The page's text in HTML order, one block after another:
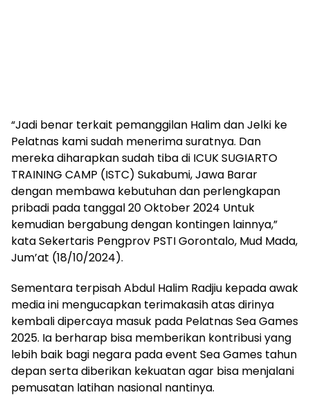
“Jadi benar terkait pemanggilan Halim dan Jelki ke
Pelatnas kami sudah menerima suratnya. Dan
mereka diharapkan sudah tiba di ICUK SUGIARTO
TRAINING CAMP (ISTC) Sukabumi, Jawa Barar
dengan membawa kebutuhan dan perlengkapan
pribadi pada tanggal 20 Oktober 2024 Untuk
kemudian bergabung dengan kontingen lainnya,”
kata Sekertaris Pengprov PSTI Gorontalo, Mud Mada,
Jum’at (18/10/2024).
Sementara terpisah Abdul Halim Radjiu kepada awak
media ini mengucapkan terimakasih atas dirinya
kembali dipercaya masuk pada Pelatnas Sea Games
2025. Ia berharap bisa memberikan kontribusi yang
lebih baik bagi negara pada event Sea Games tahun
depan serta diberikan kekuatan agar bisa menjalani
pemusatan latihan nasional nantinya.